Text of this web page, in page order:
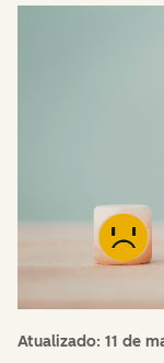
Atualizado: 11 de